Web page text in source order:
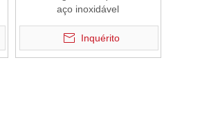
aço inoxidável
Inquérito